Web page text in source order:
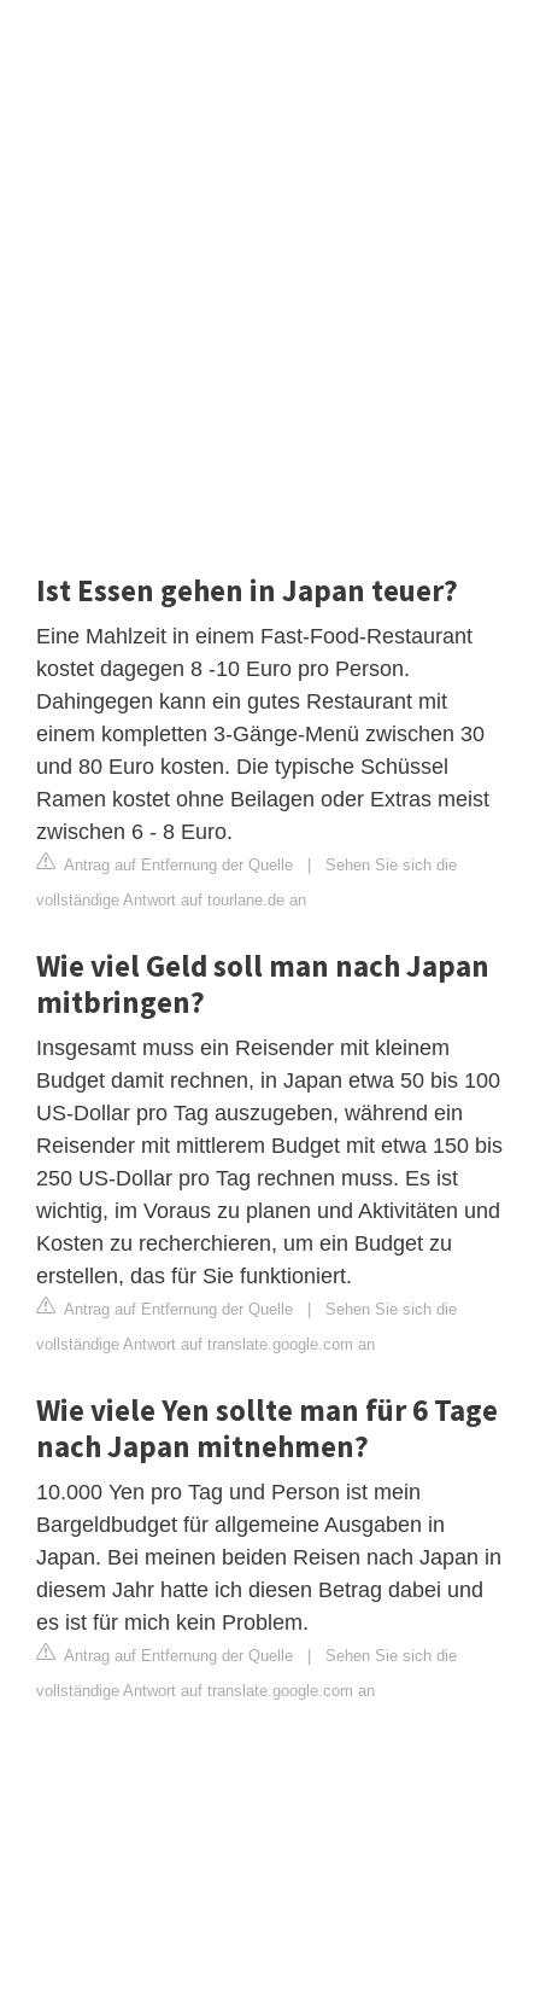
Ist Essen gehen in Japan teuer?
Eine Mahlzeit in einem Fast-Food-Restaurant
kostet dagegen 8 -10 Euro pro Person.
Dahingegen kann ein gutes Restaurant mit
einem kompletten 3-Gänge-Menü zwischen 30
und 80 Euro kosten. Die typische Schüssel
Ramen kostet ohne Beilagen oder Extras meist
zwischen 6 - 8 Euro.
Antrag auf Entfernung der Quelle | Sehen Sie sich die
vollständige Antwort auf tourlane.de an
Wie viel Geld soll man nach Japan
mitbringen?
Insgesamt muss ein Reisender mit kleinem
Budget damit rechnen, in Japan etwa 50 bis 100
US-Dollar pro Tag auszugeben, während ein
Reisender mit mittlerem Budget mit etwa 150 bis
250 US-Dollar pro Tag rechnen muss. Es ist
wichtig, im Voraus zu planen und Aktivitäten und
Kosten zu recherchieren, um ein Budget zu
erstellen, das für Sie funktioniert.
Antrag auf Entfernung der Quelle | Sehen Sie sich die
vollständige Antwort auf translate.google.com an
Wie viele Yen sollte man für 6 Tage
nach Japan mitnehmen?
10.000 Yen pro Tag und Person ist mein
Bargeldbudget für allgemeine Ausgaben in
Japan. Bei meinen beiden Reisen nach Japan in
diesem Jahr hatte ich diesen Betrag dabei und
es ist für mich kein Problem.
Antrag auf Entfernung der Quelle | Sehen Sie sich die
vollständige Antwort auf translate.google.com an